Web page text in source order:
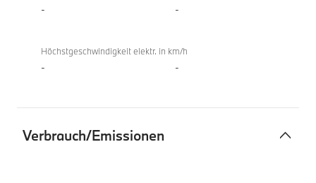
- -
Höchstgeschwindigkeit elektr. in km/h
- -
Verbrauch/Emissionen